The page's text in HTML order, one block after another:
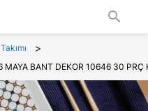
search
>
BANT DEKOR 10646 30 PRÇ